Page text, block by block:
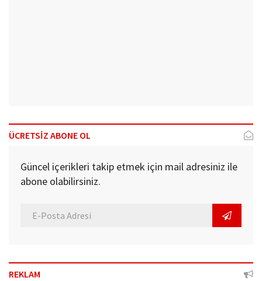
ÜCRETSİZ ABONE OL
Güncel içerikleri takip etmek için mail adresiniz ile
abone olabilirsiniz.
REKLAM